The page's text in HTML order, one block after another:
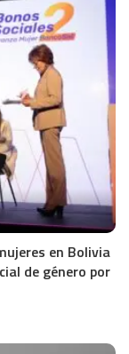
en Bolivia
de género por